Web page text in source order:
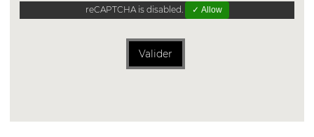
reCAPTCHA is disabled. ✓ Allow
Valider